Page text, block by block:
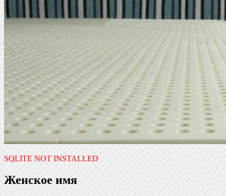
SQLITE NOT INSTALLED
Женское имя